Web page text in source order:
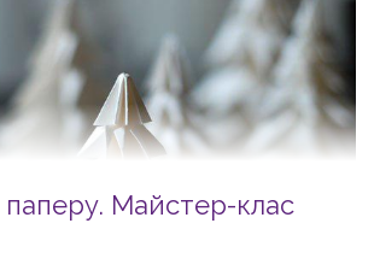
паперу. Майстер-клас